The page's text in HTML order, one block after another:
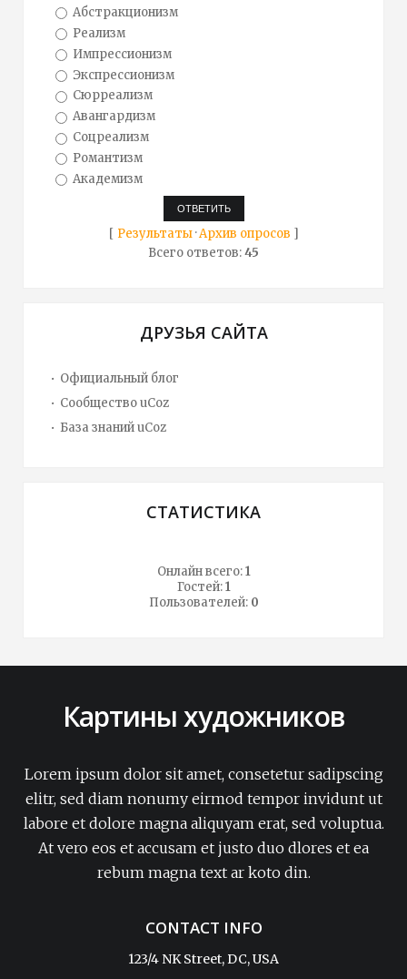
Абстракционизм
Реализм
Импрессионизм
Экспрессионизм
Сюрреализм
Авангардизм
Соцреализм
Романтизм
Академизм
[ Результаты·Архив опросов ]
Всего ответов:45
ДРУЗЬЯ САЙТА
Официальный блог
Сообщество uCoz
База знаний uCoz
СТАТИСТИКА
Онлайн всего:1
Гостей:1
Пользователей: 0
Картины художников
Lorem ipsum dolor sit amet, consetetur sadipscing
elitr, sed diam nonumy eirmod tempor invidunt ut
labore et dolore magna aliquyam erat, sed voluptua.
At vero eos et accusam et justo duo dlores et ea
rebum magna text ar koto din.
CONTACT INFO
123/4 NK Street, DC, USA